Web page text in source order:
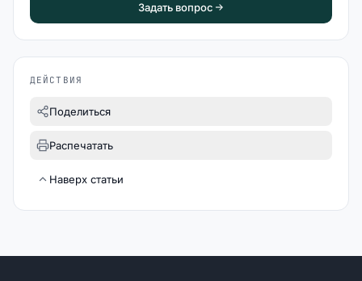
Задать вопрос
ДЕЙСТВИЯ
Поделиться
Распечатать
Наверх статьи